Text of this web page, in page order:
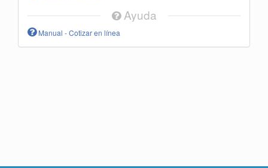
Ayuda
Manual - Cotizar en línea